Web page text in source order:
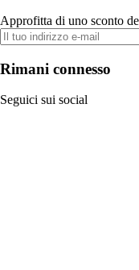
Approfitta di uno sconto
Rimani connesso
Seguici sui social